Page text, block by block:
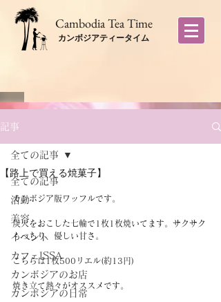
​Cambodia Tea Time
カンボジアティータイム
記事
全ての記事
活動
美容
イベント
カフェISSA
カンボジアのお店
カンボジアの日常
全ての記事
【路上で買える焼菓子】
カンボジア版ワッフルです。
炭火をおこした七輪で1枚1枚焼いてます。サクサク
もっちり、優しい甘さ。
こちらは1枚500リエル(約13円)
焼き立て熱々がオススメです。